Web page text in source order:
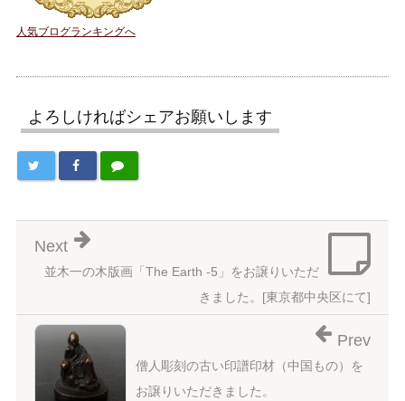
人気ブログランキングへ
よろしければシェアお願いします
並木一の木版画「The Earth -5」をお譲りいただ
きました。[東京都中央区にて]
Next
僧人彫刻の古い印譜印材（中国もの）を
お譲りいただきました。
Prev